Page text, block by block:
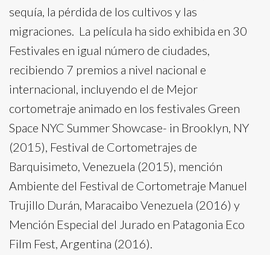
sequía, la pérdida de los cultivos y las
migraciones. La película ha sido exhibida en 30
Festivales en igual número de ciudades,
recibiendo 7 premios a nivel nacional e
internacional, incluyendo el de Mejor
cortometraje animado en los festivales Green
Space NYC Summer Showcase- in Brooklyn, NY
(2015), Festival de Cortometrajes de
Barquisimeto, Venezuela (2015), mención
Ambiente del Festival de Cortometraje Manuel
Trujillo Durán, Maracaibo Venezuela (2016) y
Mención Especial del Jurado en Patagonia Eco
Film Fest, Argentina (2016).